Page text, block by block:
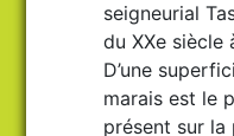
seigneurial
du XXe siècle
D’une
marais est le
présent sur la